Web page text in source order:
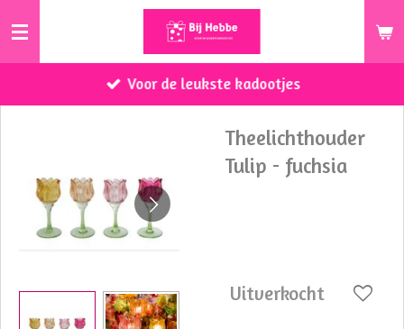
Ga
de
Voor de leukste kadootjes
Theelichthouder
Tulip - fuchsia
Uitverkocht